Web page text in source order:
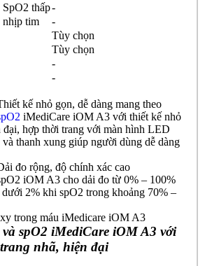
thấp-
nhịp tim
-
Tùy chọn
Tùy chọn
-
-
kế nhỏ gọn, dễ dàng mang theo
iMediCare iOM A3 với thiết kế nhỏ
đại, hợp thời trang với màn hình LED
thanh xung giúp người dùng dễ dàng
đo rộng, độ chính xác cao
iOM A3 cho dải đo từ 0% – 100%
2% khi spO2 trong khoảng 70% –
spO2 iMediCare iOM A3 với
nhã, hiện đại